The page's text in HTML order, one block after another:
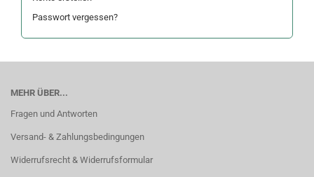
Passwort vergessen?
MEHR ÜBER...
Fragen und Antworten
Versand- & Zahlungsbedingungen
Widerrufsrecht & Widerrufsformular